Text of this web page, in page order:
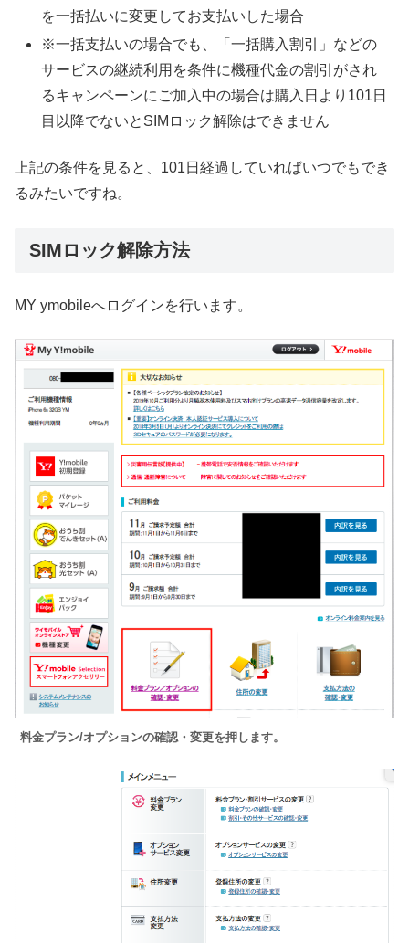
を一括払いに変更してお支払いした場合
※一括支払いの場合でも、「一括購入割引」などの
サービスの継続利用を条件に機種代金の割引がされ
るキャンペーンにご加入中の場合は購入日より101日
目以降でないとSIMロック解除はできません
上記の条件を見ると、101日経過していればいつでもでき
るみたいですね。
SIMロック解除方法
MY ymobileへログインを行います。
料金プラン/オプションの確認・変更を押します。